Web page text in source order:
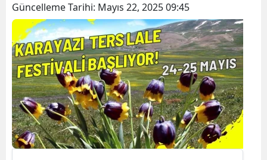
Güncelleme Tarihi: Mayıs 22, 2025 09:45